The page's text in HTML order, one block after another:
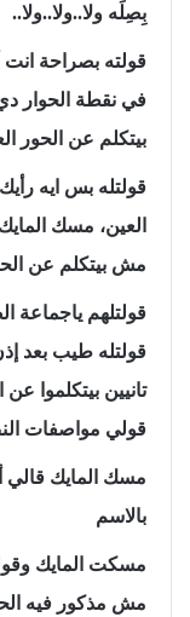
بِصِلَه ولا..ولا..ولا..
قولته بصراحة انت
في نقطة الحوار
بيتكلم عن الحور
قولتله بس ايه
العين، مسك
مش بيتكلم عن
قولتلهم ياجماعة
قولتله طيب بعد
تانيين بيتكلموا
قولي مواصفات
مسك المايك قالي
بالاسم
مسكت المايك
مش مذكور فيه